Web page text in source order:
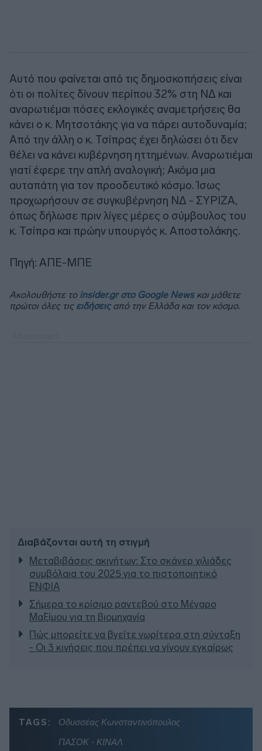
Αυτό που φαίνεται από τις δημοσκοπήσεις είναι
ότι οι πολίτες δίνουν περίπου 32% στη ΝΔ και
αναρωτιέμαι πόσες εκλογικές αναμετρήσεις θα
κάνει ο κ. Μητσοτάκης για να πάρει αυτοδυναμία;
Από την άλλη ο κ. Τσίπρας έχει δηλώσει ότι δεν
θέλει να κάνει κυβέρνηση ηττημένων. Αναρωτιέμαι
γιατί έφερε την απλή αναλογική; Ακόμα μια
αυταπάτη για τον προοδευτικό κόσμο. Ίσως
προχωρήσουν σε συγκυβέρνηση ΝΔ - ΣΥΡΙΖΑ,
όπως δήλωσε πριν λίγες μέρες ο σύμβουλος του
κ. Τσίπρα και πρώην υπουργός κ. Αποστολάκης.
Πηγή: ΑΠΕ-ΜΠΕ
Ακολουθήστε το insider.gr στο Google Newsκαι μάθετε
πρώτοι όλες τις ειδήσειςαπό την Ελλάδα και τον κόσμο.
Διαβάζονται αυτή τη στιγμή
Μεταβιβάσεις ακινήτων: Στο σκάνερ χιλιάδες
συμβόλαια του 2025 για το πιστοποιητικό
ΕΝΦΙΑ
Σήμερα το κρίσιμο ραντεβού στο Μέγαρο
Μαξίμου για τη βιομηχανία
Πώς μπορείτε να βγείτε νωρίτερα στη σύνταξη
- Οι 3 κινήσεις που πρέπει να γίνουν εγκαίρως
TAGS:
Οδυσσέας Κωνσταντινόπουλος
ΠΑΣΟΚ - ΚΙΝΑΛ